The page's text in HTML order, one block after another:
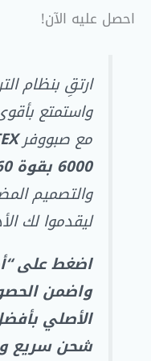
احصل عليه الآن!
ارتقِ بنظام
واستمتع
مع صبووفر
6000 بقوة 60 واط
والتصميم
ليقدموا لك
اضغط على
واضمن
الأصلي
شحن سريع